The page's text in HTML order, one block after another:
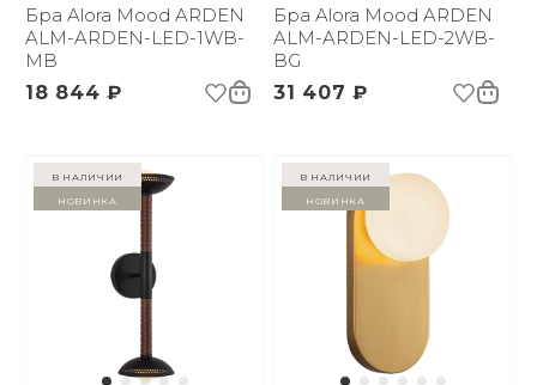
Бра Alora Mood ARDEN
ALM-ARDEN-LED-1WB-
MB
18 844 ₽
Бра Alora Mood ARDEN
ALM-ARDEN-LED-2WB-
BG
31 407 ₽
в наличии
Новинка
в наличии
Новинка